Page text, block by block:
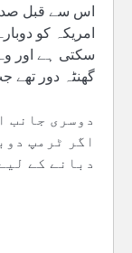
اس سے قبل صدر
امریکہ کو
سکتی ہے اور
گھنٹہ دور تھے
دوسری جانب
اگر ٹرمپ
دبانے کے